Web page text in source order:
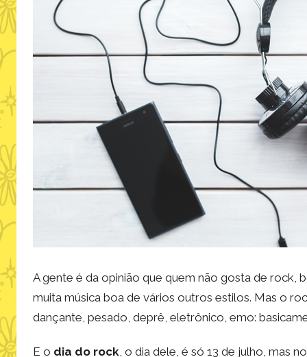
A gente é da opinião que quem não gosta de rock,
muita música boa de vários outros estilos. Mas o
dançante, pesado, deprê, eletrônico, emo:
E o dia do rock, o dia dele, é só 13 de julho, mas